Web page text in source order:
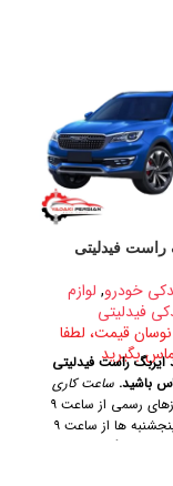
راست فیدلیتی
خودرو, لوازم
فیدلیتی
قیمت، لطفا
بگیرید
راست فیدلیتی
باشید. ساعت کاری
روزهای رسمی از ساعت ۹
الی ۱۹ – پنجشنبه ها از ساعت ۹
فروشگاه